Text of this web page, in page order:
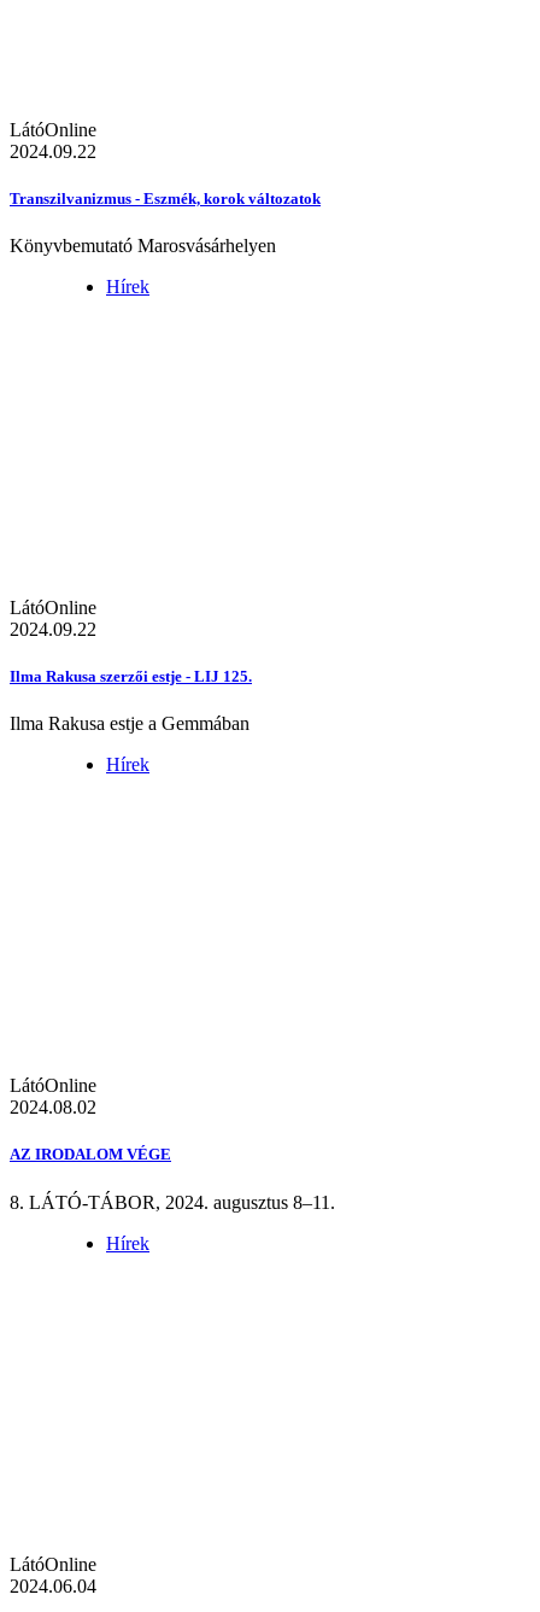
LátóOnline
2024.09.22
Transzilvanizmus - Eszmék, korok változatok
Könyvbemutató Marosvásárhelyen
Hírek
LátóOnline
2024.09.22
Ilma Rakusa szerzői estje - LIJ 125.
Ilma Rakusa estje a Gemmában
Hírek
LátóOnline
2024.08.02
AZ IRODALOM VÉGE
8. LÁTÓ-TÁBOR, 2024. augusztus 8–11.
Hírek
LátóOnline
2024.06.04